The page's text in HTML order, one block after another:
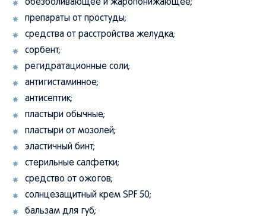
обезболивающее и жаропонижающее;
препараты от простуды;
средства от расстройства желудка;
сорбент;
регидратационные соли;
антигистаминное;
антисептик;
пластыри обычные;
пластыри от мозолей;
эластичный бинт;
стерильные салфетки;
средство от ожогов;
солнцезащитный крем SPF 50;
бальзам для губ;